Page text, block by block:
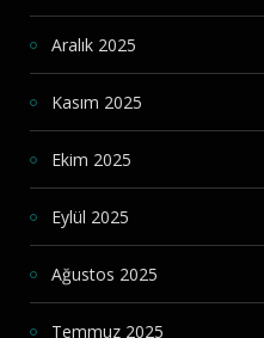
Aralık 2025
Kasım 2025
Ekim 2025
Eylül 2025
Ağustos 2025
Temmuz 2025